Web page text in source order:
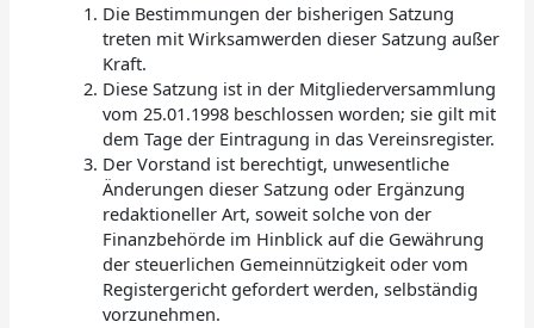
Die Bestimmungen der bisherigen Satzung
treten mit Wirksamwerden dieser Satzung außer
Kraft.
Diese Satzung ist in der Mitgliederversammlung
vom 25.01.1998 beschlossen worden; sie gilt mit
dem Tage der Eintragung in das Vereinsregister.
Der Vorstand ist berechtigt, unwesentliche
Änderungen dieser Satzung oder Ergänzung
redaktioneller Art, soweit solche von der
Finanzbehörde im Hinblick auf die Gewährung
der steuerlichen Gemeinnützigkeit oder vom
Registergericht gefordert werden, selbständig
vorzunehmen.